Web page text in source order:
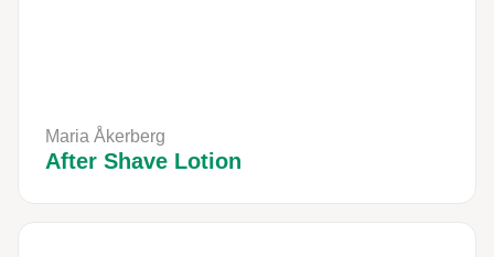
Maria Åkerberg
After Shave Lotion